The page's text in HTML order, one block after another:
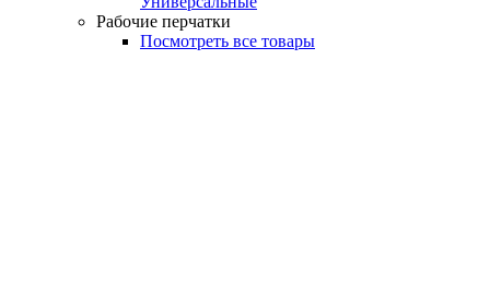
Рабочие перчатки
Посмотреть все товары